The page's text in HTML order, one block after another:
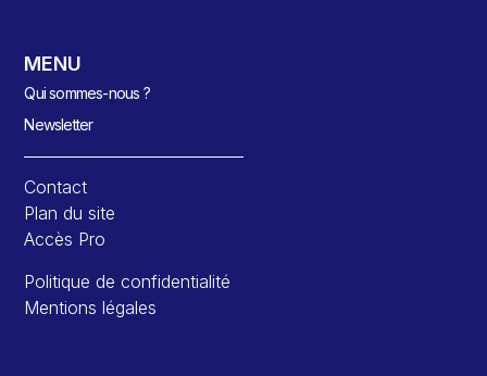
MENU
Qui sommes-nous ?
Newsletter
Contact
Plan du site
Accès Pro
Politique de confidentialité
Mentions légales